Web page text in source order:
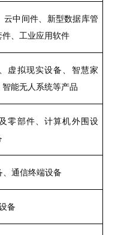
云中间件、新型数据库管
、工业应用软件
虚拟现实设备、智慧家
能无人系统等产品
零部件、计算机外围设
、通信终端设备
备